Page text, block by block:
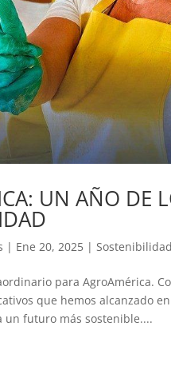
UN AÑO DE
| Ene 20, 2025 | Sostenibilidad
para AgroAmérica.
que hemos alcanzado
un futuro más sostenible....